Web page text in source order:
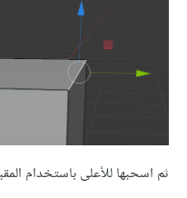
ثم اسحبها للأعلى باستخدام